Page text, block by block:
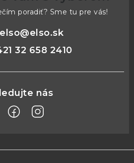
poradiť? Sme tu pre vás!
elso@elso.sk
32 658 2410